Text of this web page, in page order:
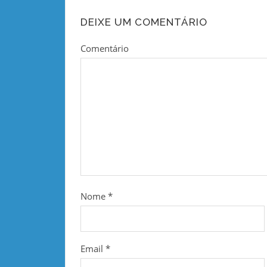
DEIXE UM COMENTÁRIO
Comentário
Nome *
Email *